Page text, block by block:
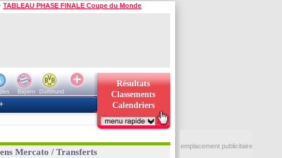
TABLEAU PHASE FINALE Coupe du Monde
Bayern
Dortmund
Résultats
Classements
Calendriers
Mercato / Transferts
emplacement publicitaire